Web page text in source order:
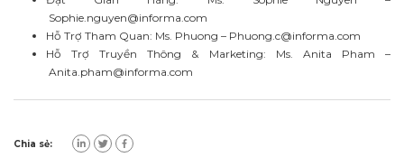
Sophie.nguyen@informa.com
Hỗ Trợ Tham Quan: Ms. Phuong – Phuong.c@informa.com
Hỗ Trợ Truyền Thông & Marketing: Ms. Anita Pham –
Anita.pham@informa.com
Chia sẻ: